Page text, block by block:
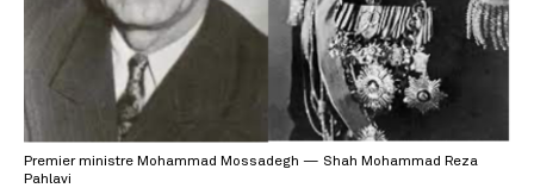
Premier ministre Mohammad Mossadegh — Shah Mohammad Reza
Pahlavi